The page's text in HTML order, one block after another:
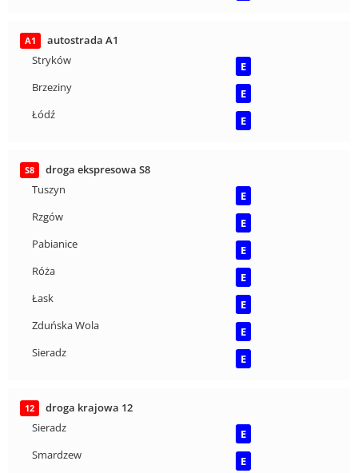
A1
autostrada A1
Stryków
E
Brzeziny
E
Łódź
E
S8
droga ekspresowa S8
Tuszyn
E
Rzgów
E
Pabianice
E
Róża
E
Łask
E
Zduńska Wola
E
Sieradz
E
12
droga krajowa 12
Sieradz
E
Smardzew
E